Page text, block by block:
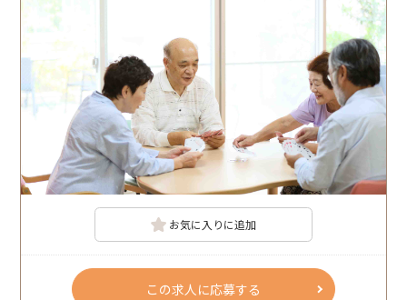
お気に入りに追加
この求人に応募する